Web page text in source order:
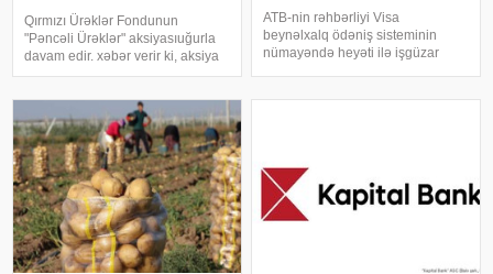
sayı 35-ə çatdı
Qırmızı Ürəklər Fondunun
"Pəncəli Ürəklər" aksiyasıuğurla
davam edir. xəbər verir ki, aksiya
çərçivəsində daha 15 Kapital
sahibsiz heyvanlar üçün xüsusi
yuvalar quraşdırılıb
ATB-nin rəhbərliyi Visa
beynəlxalq ödəniş sisteminin
nümayəndə heyəti ilə işgüzar